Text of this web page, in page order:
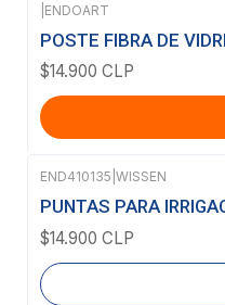
ENDOART
POSTE FIBRA DE
$14.900 CLP
Agotado
END410135 WISSEN
PUNTAS PARA
$14.900 CLP